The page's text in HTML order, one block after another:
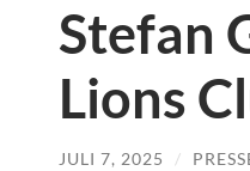
Stefan
Lions
JULI 7, 2025 /